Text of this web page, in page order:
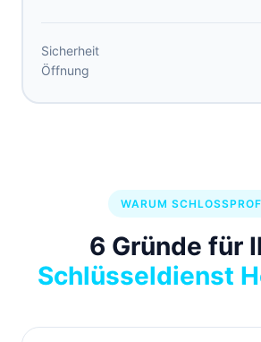
Sicherheit
Öffnung
WARUM
6 Gründe für
Schlüsseldienst